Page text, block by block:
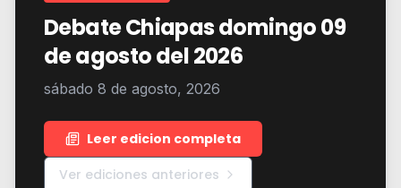
Debate Chiapas domingo 09
de agosto del 2026
sábado 8 de agosto, 2026
Leer edicion completa
Ver ediciones anteriores